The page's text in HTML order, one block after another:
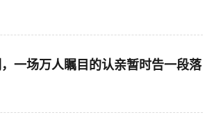
一场万人瞩目的认亲暂时告一段落